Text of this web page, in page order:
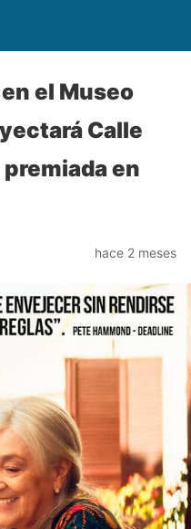
el Museo
Calle
en
hace 2 meses